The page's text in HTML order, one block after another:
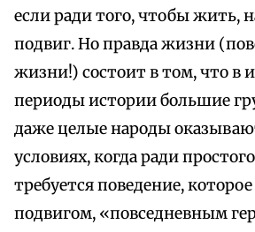
если ради того, чтобы жить,
подвиг. Но правда жизни
жизни!) состоит в том, что в
периоды истории большие
даже целые народы
условиях, когда ради
требуется поведение,
подвигом, «повседневным